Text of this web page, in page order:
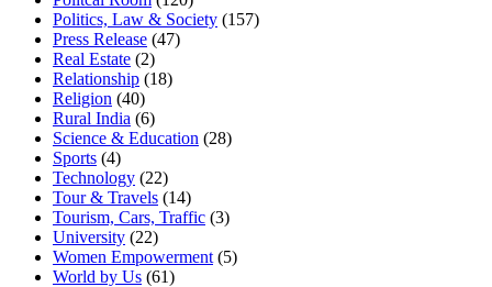
Politics, Law & Society (157)
Press Release (47)
Real Estate (2)
Relationship (18)
Religion (40)
Rural India (6)
Science & Education (28)
Sports (4)
Technology (22)
Tour & Travels (14)
Tourism, Cars, Traffic (3)
University (22)
Women Empowerment (5)
World by Us (61)